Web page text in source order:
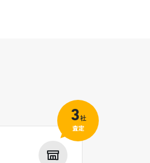
3社
査定